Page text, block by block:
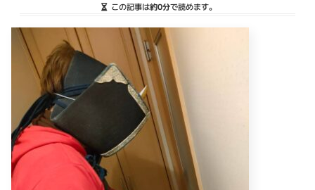
この記事は約0分で読めます。